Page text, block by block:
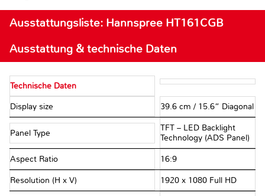
Ausstattungsliste: Hannspree HT161CGB
Ausstattung & technische Daten
Technische Daten
Display size 39.6 cm / 15.6“ Diagonal
Panel Type
TFT – LED Backlight
Technology (ADS Panel)
Aspect Ratio 16:9
Resolution (H x V) 1920 x 1080 Full HD